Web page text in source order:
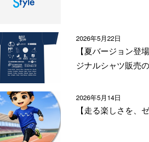
2026年5月22日
【夏バージョン登
ジナルシャツ販売
2026年5月14日
【走る楽しさを、